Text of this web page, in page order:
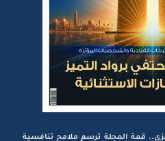
قمة المجلة ترسم ملامح تنافسية